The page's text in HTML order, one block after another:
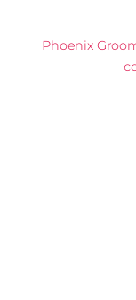
Phoenix